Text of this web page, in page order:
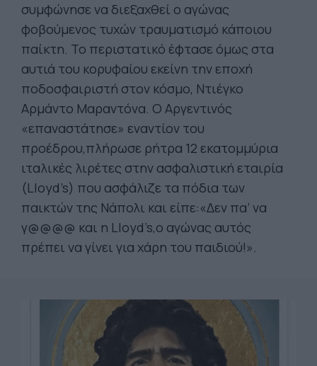
συμφώνησε να διεξαχθεί ο αγώνας
φοβούμενος τυχών τραυματισμό κάποιου
παίκτη. Το περιστατικό έφτασε όμως στα
αυτιά του κορυφαίου εκείνη την εποχή
ποδοσφαιριστή στον κόσμο, Ντιέγκο
Αρμάντο Μαραντόνα. Ο Αργεντινός
«επαναστάτησε» εναντίον του
προέδρου,πλήρωσε ρήτρα 12 εκατομμύρια
ιταλικές λιρέτες στην ασφαλιστική εταιρία
(Lloyd’s) που ασφάλιζε τα πόδια των
παικτών της Νάπολι και είπε:«Δεν πα’ να
γ@@@@ και η Lloyd’s,ο αγώνας αυτός
πρέπει να γίνει για χάρη του παιδιού!».